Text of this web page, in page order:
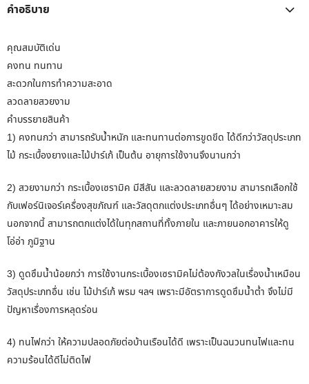
คำอธิบาย
คุณสมบัติเด่น
คงทน ทนทาน
สะดวกในการทำความสะอาด
ลวดลายสวยงาม
คำบรรยายสินค้า
1) คงทนกว่า สามารถรับน้ำหนัก และทนทานต่อการขูดขีด ได้ดีกว่าวัสดุประเภท
ไม้ กระเบื้องยางและไม้ปาร์เก้ เป็นต้น อายุการใช้งานจึงนานกว่า
2) สวยงามกว่า กระเบื้องเซรามิค มีสีสัน และลวดลายสวยงาม สามารถเลือกใช้
กับเฟอร์นิเจอร์เครื่องสุขภัณฑ์ และวัสดุตกแต่งประเภทอื่นๆ ได้อย่างเหมาะสม
นอกจากนี้ สามารถตกแต่งได้ในทุกสถานที่ทั้งภายใน และภายนอกอาคารให้ดู
โอ่อ่า ภูมิฐาน
3) ดูดซึมน้ำน้อยกว่า การใช้งานกระเบื้องเซรามิคไม่ต้องกังวลในเรื่องน้ำเหมือน
วัสดุประเภทอื่น เช่น ไม้ปาร์เก้ พรม ฯลฯ เพราะมีอัตราการดูดซึมน้ำต่ำ จึงไม่มี
ปัญหาเรื่องการหลุดร่อน
4) ทนไฟกว่า ให้ความปลอดภัยต่อบ้านเรือนได้ดี เพราะเป็นฉนวนทนไฟและทน
ความร้อนได้ดีไม่ติดไฟ